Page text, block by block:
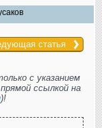
статья
с указанием
ссылкой на
)!